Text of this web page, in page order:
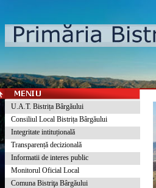
U.A.T. Bistrița Bârgăului
Consiliul Local Bistrița Bârgăului
Integritate intituțională
Transparență decizională
Informatii de interes public
Monitorul Oficial Local
Comuna Bistriţa Bârgăului